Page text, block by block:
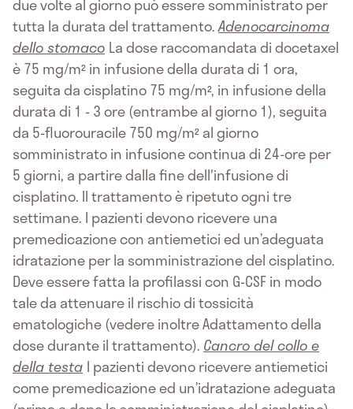
tutta la durata del trattamento.Adenocarcinoma
dello stomaco La dose raccomandata di docetaxel
è 75 mg/m² in infusione della durata di 1 ora,
seguita da cisplatino 75 mg/m², in infusione della
durata di 1 - 3 ore (entrambe al giorno 1), seguita
da 5-fluorouracile 750 mg/m² al giorno
somministrato in infusione continua di 24-ore per
5 giorni, a partire dalla fine dell'infusione di
cisplatino. Il trattamento è ripetuto ogni tre
settimane. I pazienti devono ricevere una
premedicazione con antiemetici ed un’adeguata
idratazione per la somministrazione del cisplatino.
Deve essere fatta la profilassi con G-CSF in modo
tale da attenuare il rischio di tossicità
ematologiche (vedere inoltre Adattamento della
dose durante il trattamento). Cancro del collo e
della testa I pazienti devono ricevere antiemetici
come premedicazione ed un’idratazione adeguata